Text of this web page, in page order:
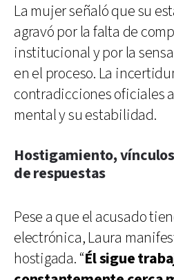
La mujer señaló que su
agravó por la falta de
institucional y por la
en el proceso. La
contradicciones oficiales
mental y su estabilidad.
Hostigamiento,
de respuestas
Pese a que el acusado
electrónica, Laura
hostigada. “Él sigue